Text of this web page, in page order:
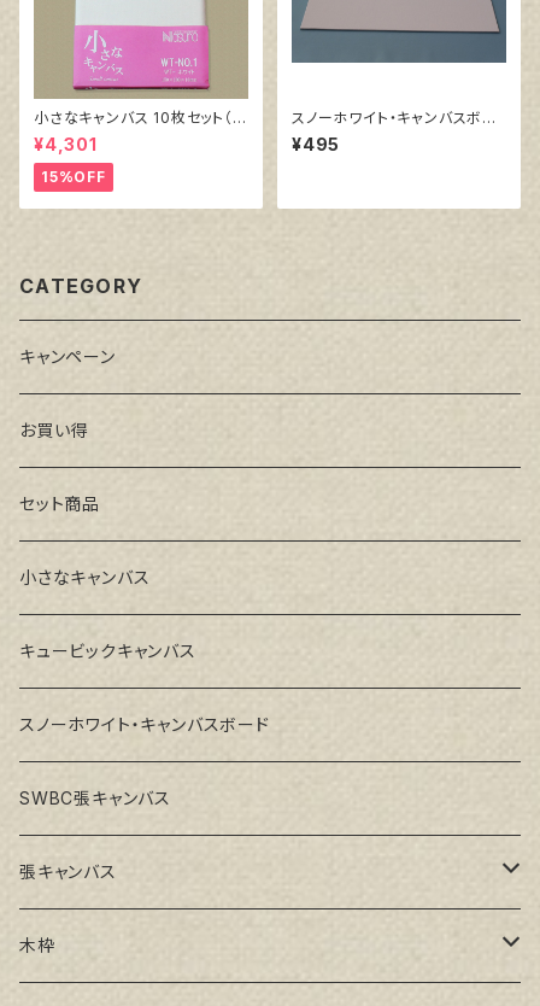
小さなキャンバス 10枚セット（ホ
ワイト塗りキャンバス張り）
¥4,301
15%OFF
スノーホワイト・キャンバスボー
ド F4 サイズ 333㎜x242
㎜
¥495
CATEGORY
キャンペーン
お買い得
セット商品
小さなキャンバス
キュービックキャンバス
スノーホワイト・キャンバスボード
SWBC張キャンバス
張キャンバス
GAERA F(中細目)
木枠